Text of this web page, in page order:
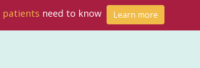
patients need to know Learn more